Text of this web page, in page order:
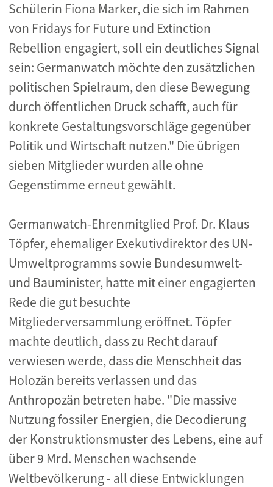
Schülerin Fiona Marker, die sich im Rahmen
von Fridays for Future und Extinction
Rebellion engagiert, soll ein deutliches Signal
sein: Germanwatch möchte den zusätzlichen
politischen Spielraum, den diese Bewegung
durch öffentlichen Druck schafft, auch für
konkrete Gestaltungsvorschläge gegenüber
Politik und Wirtschaft nutzen." Die übrigen
sieben Mitglieder wurden alle ohne
Gegenstimme erneut gewählt.
Germanwatch-Ehrenmitglied Prof. Dr. Klaus
Töpfer, ehemaliger Exekutivdirektor des UN-
Umweltprogramms sowie Bundesumwelt-
und Bauminister, hatte mit einer engagierten
Rede die gut besuchte
Mitgliederversammlung eröffnet. Töpfer
machte deutlich, dass zu Recht darauf
verwiesen werde, dass die Menschheit das
Holozän bereits verlassen und das
Anthropozän betreten habe. "Die massive
Nutzung fossiler Energien, die Decodierung
der Konstruktionsmuster des Lebens, eine auf
über 9 Mrd. Menschen wachsende
Weltbevölkerung - all diese Entwicklungen